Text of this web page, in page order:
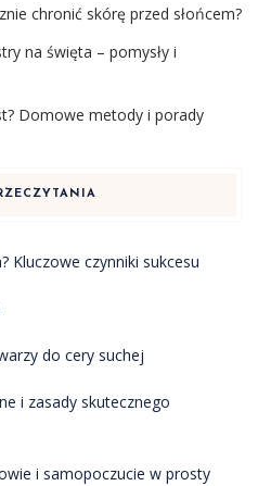
chronić skórę przed słońcem?
na święta – pomysły i
Domowe metody i porady
Kluczowe czynniki sukcesu
do cery suchej
i zasady skutecznego
i samopoczucie w prosty